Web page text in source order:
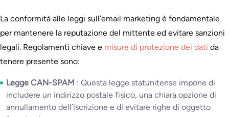
La conformità alle leggi sull’email marketing è fondamentale
per mantenere la reputazione del mittente ed evitare sanzioni
legali. Regolamenti chiave e misure di protezione dei dati da
tenere presente sono:
Legge CAN-SPAM : Questa legge statunitense impone di
includere un indirizzo postale fisico, una chiara opzione di
annullamento dell’iscrizione e di evitare righe di oggetto